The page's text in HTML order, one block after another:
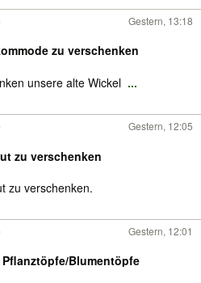
Gestern, 13:18
zu verschenken
unsere alte Wickel ...
Gestern, 12:05
zu verschenken
zu verschenken.
Gestern, 12:01
Pflanztöpfe/Blumentöpfe